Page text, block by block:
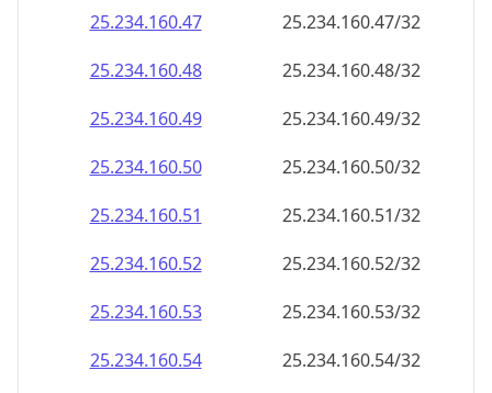
25.234.160.47
25.234.160.47/32
25.234.160.48
25.234.160.48/32
25.234.160.49
25.234.160.49/32
25.234.160.50
25.234.160.50/32
25.234.160.51
25.234.160.51/32
25.234.160.52
25.234.160.52/32
25.234.160.53
25.234.160.53/32
25.234.160.54
25.234.160.54/32